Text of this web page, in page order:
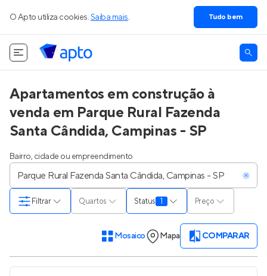
O Apto utiliza cookies. Saiba mais. Tudo bem
Apartamentos em construção à
venda em Parque Rural Fazenda
Santa Cândida, Campinas - SP
Bairro, cidade ou empreendimento
Quartos Status 1 Preço
Filtrar
Mosaico Mapa COMPARAR